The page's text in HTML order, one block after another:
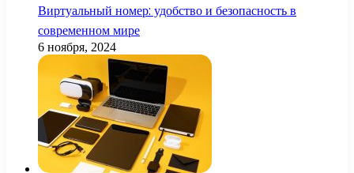
Виртуальный номер: удобство и безопасность в
современном мире
6 ноября, 2024